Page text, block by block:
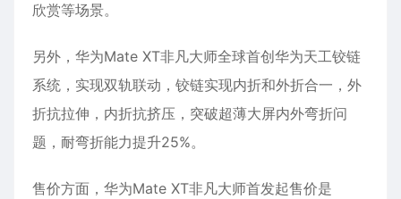
欣赏等场景。
另外，华为Mate XT非凡大师全球首创华为天工铰链
系统，实现双轨联动，铰链实现内折和外折合一，外
折抗拉伸，内折抗挤压，突破超薄大屏内外弯折问
题，耐弯折能力提升25%。
售价方面，华为Mate XT非凡大师首发起售价是